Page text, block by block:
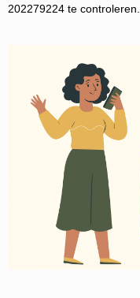
202279224 te controleren.